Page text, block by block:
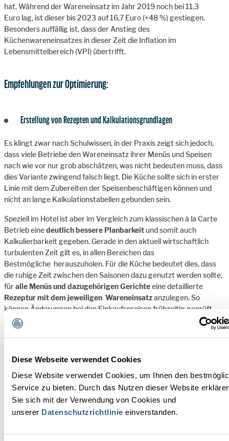
Diese Webseite verwendet Cookies
Diese Website verwendet Cookies, um Ihnen den
Service zu bieten. Durch das Nutzen dieser Website
Sie sich mit der Verwendung von Cookies und
unserer Datenschutzrichtlinie einverstanden.
hat. Während der Wareneinsatz im Jahr 2019 noch bei 11,3
Euro lag, ist dieser bis 2023 auf 16,7 Euro (+48 %) gestiegen.
Besonders auffällig ist, dass der Anstieg des
Küchenwareneinsatzes in dieser Zeit die Inflation im
Lebensmittelbereich (VPI) übertrifft.
Empfehlungen zur Optimierung:
Erstellung von Rezepten und Kalkulationsgrundlagen
Es klingt zwar nach Schulwissen, in der Praxis zeigt sich jedoch,
dass viele Betriebe den Wareneinsatz ihrer Menüs und Speisen
nach wie vor nur grob abschätzen, was nicht bedeuten muss, dass
dies Variante zwingend falsch liegt. Die Küche sollte sich in erster
Linie mit dem Zubereiten der Speisenbeschäftigen können und
nicht an lange Kalkulationstabellen gebunden sein.
Speziell im Hotel ist aber im Vergleich zum klassischen à la Carte
Betrieb einedeutlich bessere Planbarkeit und somit auch
Kalkulierbarkeit gegeben. Gerade in den aktuell wirtschaftlich
turbulenten Zeit gilt es, in allen Bereichen das
Bestmögliche herauszuholen. Für die Küche bedeutet dies, dass
die ruhige Zeit zwischen den Saisonen dazu genutzt werden sollte,
füralle Menüs und dazugehörigen Gerichteeine detaillierte
Rezeptur mit dem jeweiligen Wareneinsatzanzulegen. So
können Änderungen bei den Einkaufspreisen frühzeitig geprüft
werden, um sicherzustellen, dass die Wareneinsatz-Vorgaben
eingehalten werden.
Festlegen von Rotationsplänen
DieLagerhaltungin der Küche stellt bekanntermaßen
einen
zentralen Punkt im Kostenmanagement des Food-Bereiches
dar. Gelagerte Ware bindet nicht nur Liquidität, ein großes Lager